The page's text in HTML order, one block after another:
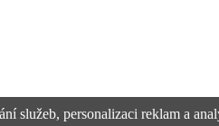
služeb, personalizaci reklam a